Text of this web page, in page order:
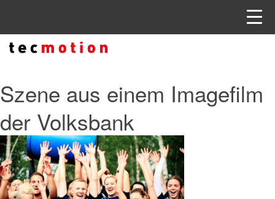
Szene aus einem Imagefilm
der Volksbank